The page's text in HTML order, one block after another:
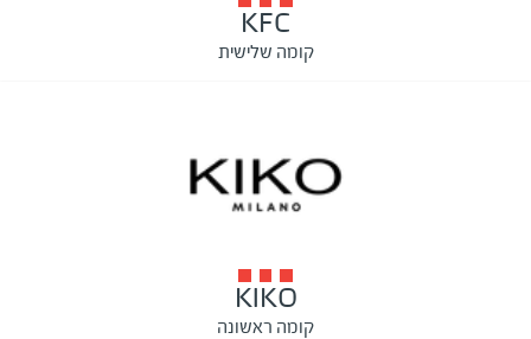
KFC
קומה שלישית
KIKO
קומה ראשונה